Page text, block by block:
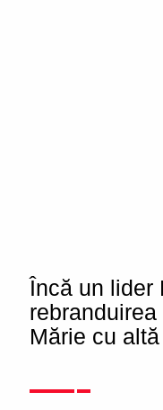
Încă un lider
Mărie cu